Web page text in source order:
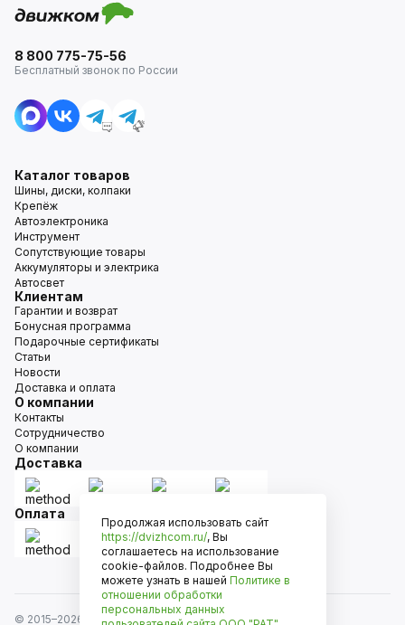
8 800 775-75-56
Бесплатный звонок по России
Каталог товаров
Шины, диски, колпаки
Крепёж
Автоэлектроника
Инструмент
Сопутствующие товары
Аккумуляторы и электрика
Автосвет
Клиентам
Гарантии и возврат
Бонусная программа
Подарочные сертификаты
Статьи
Новости
Доставка и оплата
О компании
Контакты
Сотрудничество
О компании
Доставка
Оплата
© 2015–2026 Движком — сеть магазинов автозапчастей
Продолжая использовать сайт
https://dvizhcom.ru/, Вы
соглашаетесь на использование
cookie-файлов. Подробнее Вы
можете узнать в нашей Политике в
отношении обработки
персональных данных